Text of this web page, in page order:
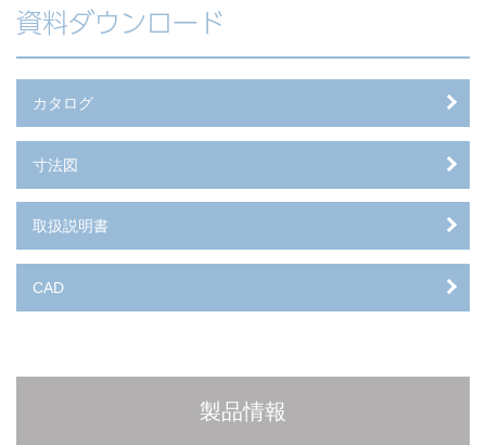
資料ダウンロード
カタログ
寸法図
取扱説明書
CAD
製品情報